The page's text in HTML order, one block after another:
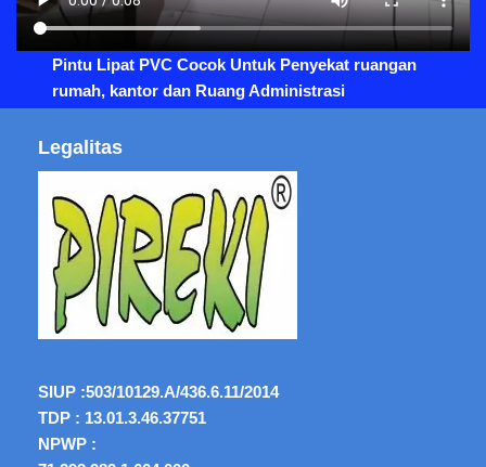
Pintu Lipat PVC Cocok Untuk Penyekat ruangan
rumah, kantor dan Ruang Administrasi
Legalitas
SIUP :503/10129.A/436.6.11/2014
TDP : 13.01.3.46.37751
NPWP :